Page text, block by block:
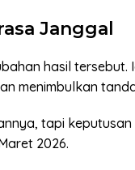
Janggal
hasil tersebut.
menimbulkan
tapi
2026.